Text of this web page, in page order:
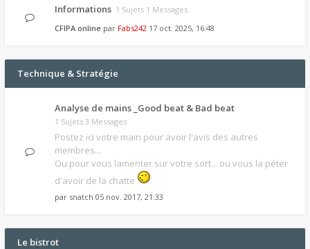
Informations 1 Sujets 1 Messages
CFIPA online par Fabs242 17 oct. 2025, 16:48
Technique & Stratégie
Analyse de mains _Good beat & Bad beat
1 Sujets 3 Messages
Postez ici votre main pour avoir l'avis des autres
membres...
Ou pour vous lamenter sur votre sort... ou vous la péter
d'avoir de la chatte
par snatch 05 nov. 2017, 21:33
Le bistrot